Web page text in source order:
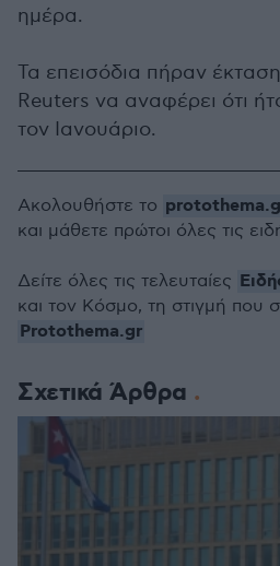
ημέρα.
Τα επεισόδια πήραν
Reuters να αναφέρει ότι
τον Ιανουάριο.
Σχετικά Άρθρα
Ακολουθήστε το
και μάθετε πρώτοι όλες τις
Δείτε όλες τις τελευταίες
και τον Κόσμο, τη στιγμή που
Protothema.gr